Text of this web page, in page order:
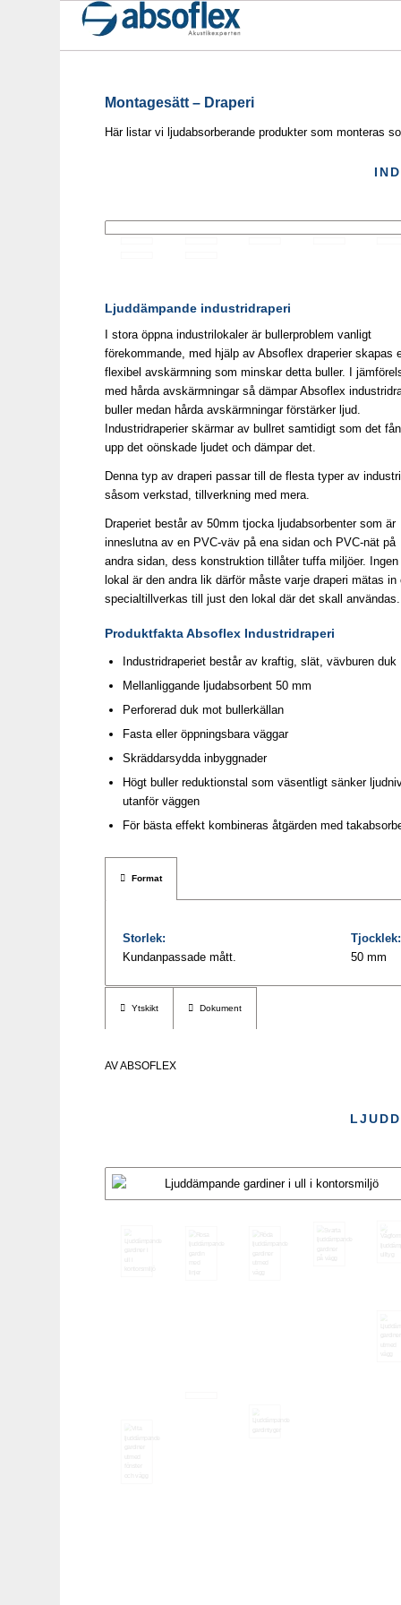
Montagesätt – Draperi
Här listar vi ljudabsorberande produkter som monteras
Ljuddämpande industridraperi
I stora öppna industrilokaler är bullerproblem vanligt
förekommande, med hjälp av Absoflex draperier skapas
flexibel avskärmning som minskar detta buller. I
med hårda avskärmningar så dämpar Absoflex
buller medan hårda avskärmningar förstärker ljud.
Industridraperier skärmar av bullret samtidigt som det
upp det oönskade ljudet och dämpar det.​
Denna typ av draperi passar till de flesta typer av
såsom verkstad, tillverkning med mera.​
Draperiet består av 50mm tjocka ljudabsorbenter som är
inneslutna av en PVC-väv på ena sidan och PVC-nät på
andra sidan, dess konstruktion tillåter tuffa miljöer. Ingen
lokal är den andra lik därför måste varje draperi mätas in
specialtillverkas till just den lokal där det skall användas.​
Produktfakta Absoflex Industridraperi
Industridraperiet består av kraftig, slät, vävburen duk
Mellanliggande ljudabsorbent 50 mm
Perforerad duk mot bullerkällan
Fasta eller öppningsbara väggar
Skräddarsydda inbyggnader
Högt buller reduktionstal som väsentligt sänker
utanför väggen
För bästa effekt kombineras åtgärden med
Format
Storlek:
Kundanpassade mått.
Tjocklek:
50 mm
Ytskikt Dokument
AVABSOFLEX